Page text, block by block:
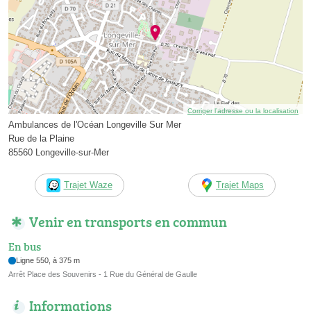
Corriger l’adresse ou la localisation
Ambulances de l'Océan Longeville Sur Mer
Rue de la Plaine
85560 Longeville-sur-Mer
Trajet Waze Trajet Maps
Venir en transports en commun
En bus
Ligne 550, à 375 m
Arrêt Place des Souvenirs - 1 Rue du Général de Gaulle
Informations